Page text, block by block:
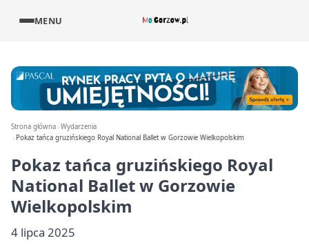
MENU
Strona główna Wydarzenia
Pokaz tańca gruzińskiego Royal National Ballet w Gorzowie Wielkopolskim
Pokaz tańca gruzińskiego Royal
National Ballet w Gorzowie
Wielkopolskim
4 lipca 2025